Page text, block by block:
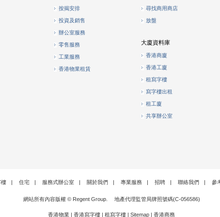
按揭安排
投資及銷售
辦公室服務
零售服務
工業服務
香港物業租賃
尋找商用商店
放盤
大廈資料庫
香港商廈
香港工廈
租寫字樓
寫字樓出租
租工廈
共享辦公室
| 住宅 | 服務式辦公室 | 關於我們 | 專業服務 | 招聘 | 聯絡我們 | 參
網站所有內容版權 © Regent Group. 地產代理監管局牌照號碼(C-056586)
香港物業 | 香港寫字樓 | 租寫字樓 | Sitemap | 香港商務